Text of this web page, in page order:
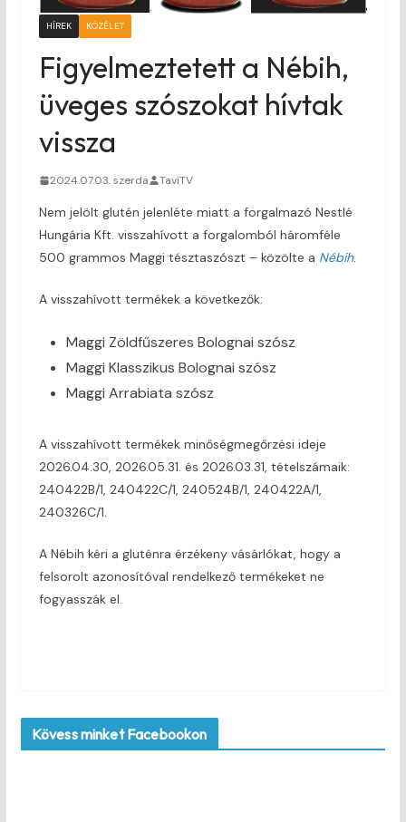
HÍREK KÖZÉLET
Figyelmeztetett a Nébih,
üveges szószokat hívtak
vissza
2024.07.03. szerda TaviTV
Nem jelölt glutén jelenléte miatt a forgalmazó Nestlé
Hungária Kft. visszahívott a forgalomból háromféle
500 grammos Maggi tésztaszószt – közölte a Nébih.
A visszahívott termékek a következők:
Maggi Zöldfűszeres Bolognai szósz
Maggi Klasszikus Bolognai szósz
Maggi Arrabiata szósz
A visszahívott termékek minőségmegőrzési ideje
2026.04.30, 2026.05.31. és 2026.03.31, tételszámaik:
240422B/1, 240422C/1, 240524B/1, 240422A/1,
240326C/1.
A Nébih kéri a gluténra érzékeny vásárlókat, hogy a
felsorolt azonosítóval rendelkező termékeket ne
fogyasszák el.
Kövess minket Facebookon